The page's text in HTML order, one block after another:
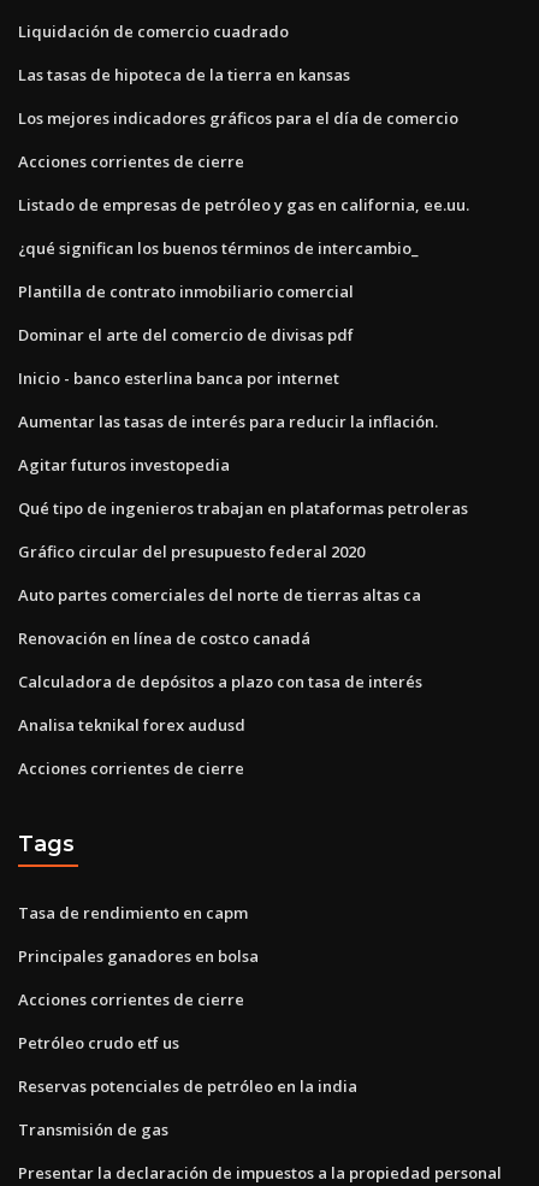
Liquidación de comercio cuadrado
Las tasas de hipoteca de la tierra en kansas
Los mejores indicadores gráficos para el día de comercio
Acciones corrientes de cierre
Listado de empresas de petróleo y gas en california, ee.uu.
¿qué significan los buenos términos de intercambio_
Plantilla de contrato inmobiliario comercial
Dominar el arte del comercio de divisas pdf
Inicio - banco esterlina banca por internet
Aumentar las tasas de interés para reducir la inflación.
Agitar futuros investopedia
Qué tipo de ingenieros trabajan en plataformas petroleras
Gráfico circular del presupuesto federal 2020
Auto partes comerciales del norte de tierras altas ca
Renovación en línea de costco canadá
Calculadora de depósitos a plazo con tasa de interés
Analisa teknikal forex audusd
Acciones corrientes de cierre
Tags
Tasa de rendimiento en capm
Principales ganadores en bolsa
Acciones corrientes de cierre
Petróleo crudo etf us
Reservas potenciales de petróleo en la india
Transmisión de gas
Presentar la declaración de impuestos a la propiedad personal